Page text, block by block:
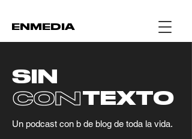
ENMEDIA
SIN
CON..TEXTO
Un podcast con b de blog de toda la vida.